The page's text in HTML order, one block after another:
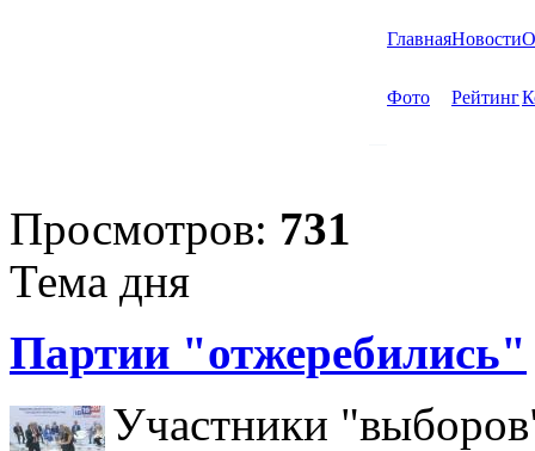
ГлавнаяНовости
Фото Рейтинг
Просмотров: 731
Тема дня
Партии "отжеребились"
Участники